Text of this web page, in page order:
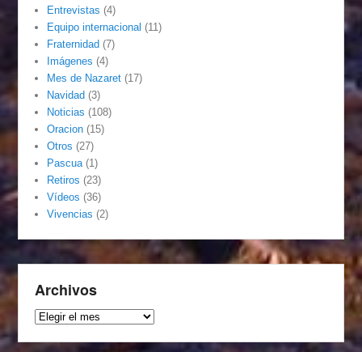
Entrevistas (4)
Equipo internacional (11)
Fraternidad (7)
Imágenes (4)
Mes de Nazaret (17)
Navidad (3)
Noticias (108)
Oracion (15)
Otros (27)
Pascua (1)
Retiros (23)
Vídeos (36)
Vivencias (2)
Archivos
Archivos